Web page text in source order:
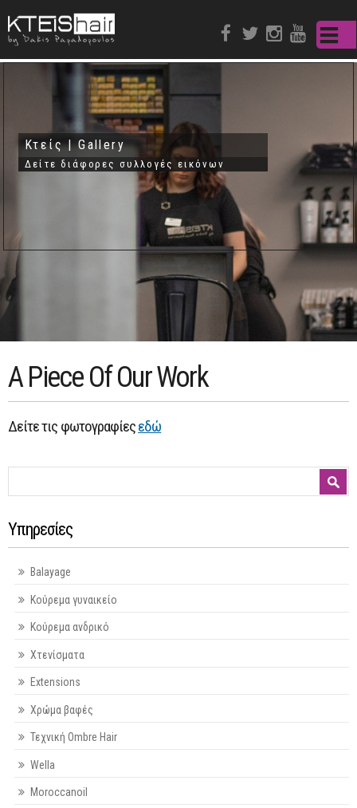
Κτείς | Gallery
Δείτε διάφορες συλλογές εικόνων
A Piece Of Our Work
Δείτε τις φωτογραφίεςεδώ
Υπηρεσίες
Balayage
Κούρεμα γυναικείο
Κούρεμα ανδρικό
Χτενίσματα
Extensions
Χρώμα βαφές
Τεχνική Ombre Hair
Wella
Moroccanoil